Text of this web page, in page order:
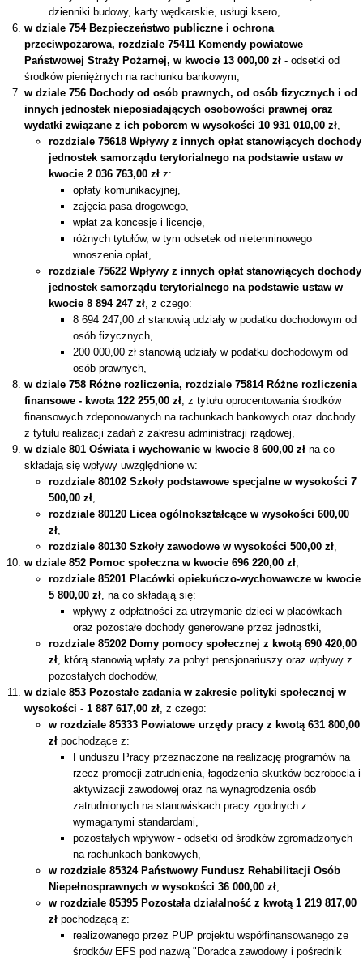
dzienniki budowy, karty wędkarskie, usługi ksero,
w dziale 754 Bezpieczeństwo publiczne i ochrona
przeciwpożarowa, rozdziale 75411 Komendy powiatowe
Państwowej Straży Pożarnej, w kwocie 13 000,00 zł - odsetki od
środków pieniężnych na rachunku bankowym,
w dziale 756 Dochody od osób prawnych, od osób fizycznych i od
innych jednostek nieposiadających osobowości prawnej oraz
wydatki związane z ich poborem w wysokości 10 931 010,00 zł
rozdziale 75618 Wpływy z innych opłat stanowiących dochody
jednostek samorządu terytorialnego na podstawie ustaw w
kwocie 2 036 763,00 zł z:
opłaty komunikacyjnej,
zajęcia pasa drogowego,
wpłat za koncesje i licencje,
różnych tytułów, w tym odsetek od nieterminowego
wnoszenia opłat,
rozdziale 75622 Wpływy z innych opłat stanowiących dochody
jednostek samorządu terytorialnego na podstawie ustaw w
kwocie 8 894 247 zł , z czego:
8 694 247,00 zł stanowią udziały w podatku dochodowym od
osób fizycznych,
200 000,00 zł stanowią udziały w podatku dochodowym od
osób prawnych,
w dziale 758 Różne rozliczenia, rozdziale 75814 Różne rozliczenia
finansowe - kwota 122 255,00 zł , z tytułu oprocentowania środków
finansowych zdeponowanych na rachunkach bankowych oraz dochody
z tytułu realizacji zadań z zakresu administracji rządowej,
w dziale 801 Oświata i wychowanie w kwocie 8 600,00 zł na co
składają się wpływy uwzględnione w:
rozdziale 80102 Szkoły podstawowe specjalne w wysokości 7
500,00 zł
rozdziale 80120 Licea ogólnokształcące w wysokości 600,00
zł
rozdziale 80130 Szkoły zawodowe w wysokości 500,00 zł
w dziale 852 Pomoc społeczna w kwocie 696 220,00 zł
rozdziale 85201 Placówki opiekuńczo-wychowawcze w kwocie
5 800,00 zł , na co składają się:
wpływy z odpłatności za utrzymanie dzieci w placówkach
oraz pozostałe dochody generowane przez jednostki,
rozdziale 85202 Domy pomocy społecznej z kwotą 690 420,00
zł , którą stanowią wpłaty za pobyt pensjonariuszy oraz wpływy z
pozostałych dochodów,
w dziale 853 Pozostałe zadania w zakresie polityki społecznej w
wysokości - 1 887 617,00 zł , z czego:
w rozdziale 85333 Powiatowe urzędy pracy z kwotą 631 800,00
zł pochodzące z:
Funduszu Pracy przeznaczone na realizację programów na
rzecz promocji zatrudnienia, łagodzenia skutków bezrobocia i
aktywizacji zawodowej oraz na wynagrodzenia osób
zatrudnionych na stanowiskach pracy zgodnych z
wymaganymi standardami,
pozostałych wpływów - odsetki od środków zgromadzonych
na rachunkach bankowych,
w rozdziale 85324 Państwowy Fundusz Rehabilitacji Osób
Niepełnosprawnych w wysokości 36 000,00 zł
w rozdziale 85395 Pozostała działalność z kwotą 1 219 817,00
zł pochodzącą z:
realizowanego przez PUP projektu współfinansowanego ze
środków EFS pod nazwą "Doradca zawodowy i pośrednik